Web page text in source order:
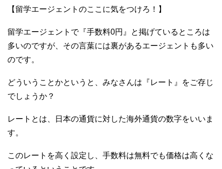
【留学エージェントのここに気をつけろ！】
留学エージェントで『手数料0円』と掲げているところは
多いのですが、その言葉には裏があるエージェントも多い
のです。
どういうことかというと、みなさんは『レート』をご存じ
でしょうか？
レートとは、日本の通貨に対した海外通貨の数字をいいま
す。
このレートを高く設定し、手数料は無料でも価格は高くな